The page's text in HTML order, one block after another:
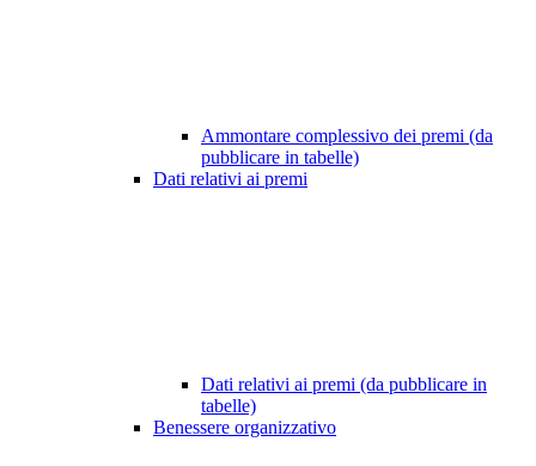
Ammontare complessivo dei premi (da
pubblicare in tabelle)
Dati relativi ai premi
Dati relativi ai premi (da pubblicare in
tabelle)
Benessere organizzativo